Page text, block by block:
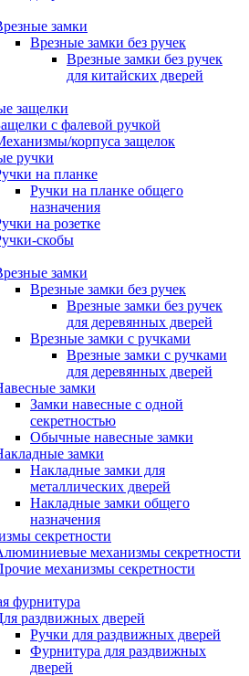
замки
Врезные замки без ручек
Врезные замки без ручек
для китайских дверей
защелки
с фалевой ручкой
корпуса защелок
ручки
на планке
Ручки на планке общего
назначения
на розетке
скобы
замки
Врезные замки без ручек
Врезные замки без ручек
для деревянных дверей
Врезные замки с ручками
Врезные замки с ручками
для деревянных дверей
замки
Замки навесные с одной
секретностью
Обычные навесные замки
замки
Накладные замки для
металлических дверей
Накладные замки общего
назначения
секретности
механизмы секретности
механизмы секретности
фурнитура
раздвижных дверей
Ручки для раздвижных дверей
Фурнитура для раздвижных
дверей